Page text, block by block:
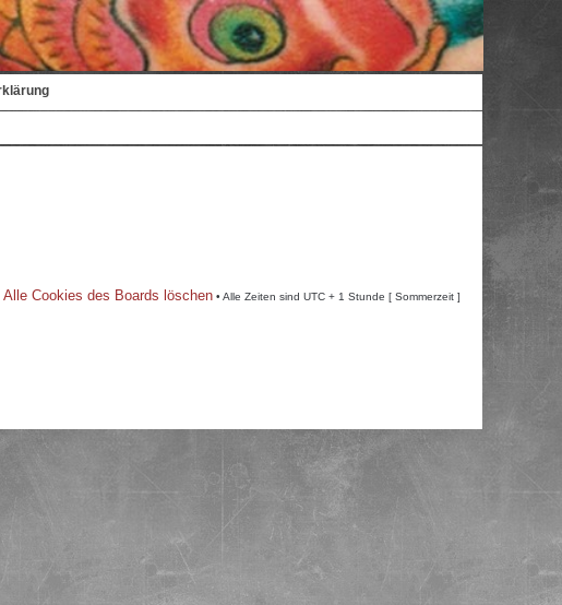
Alle Cookies des Boards löschen • Alle Zeiten sind UTC + 1 Stunde [ Sommerzeit ]